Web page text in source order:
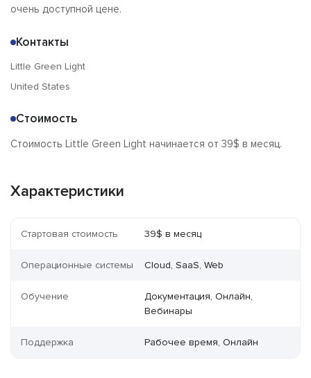
очень доступной цене.
Контакты
Little Green Light
United States
Стоимость
Стоимость Little Green Light начинается от 39$ в месяц.
Характеристики
Стартовая стоимость 39$ в месяц
Операционные системы Cloud, SaaS, Web
Обучение
Документация, Онлайн,
Вебинары
Поддержка Рабочее время, Онлайн